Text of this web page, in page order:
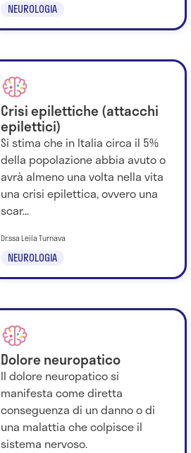
NEUROLOGIA
Crisi epilettiche (attacchi
epilettici)
Si stima che in Italia circa il 5%
della popolazione abbia avuto o
avrà almeno una volta nella vita
una crisi epilettica, ovvero una
scar...
NEUROLOGIA
Dr.ssa Leila Turnava
Dolore neuropatico
Il dolore neuropatico si
manifesta come diretta
conseguenza di un danno o di
una malattia che colpisce il
sistema nervoso.